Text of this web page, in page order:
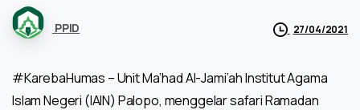
PPID 27/04/2021
#KarebaHumas – Unit Ma’had Al-Jami’ah Institut Agama
Islam Negeri (IAIN) Palopo, menggelar safari Ramadan